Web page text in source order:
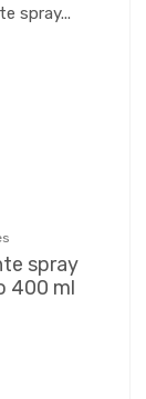
spray
400 ml